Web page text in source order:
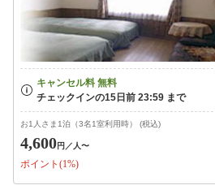
お1人さま1泊（3名1室利用時） (税込)
4,600円 ／人〜
ポイント(1%)